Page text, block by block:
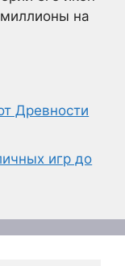
на
Древности
игр до